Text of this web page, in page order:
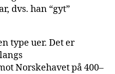
dvs. han “gyt”
type uer. Det er
Norskehavet på 400–